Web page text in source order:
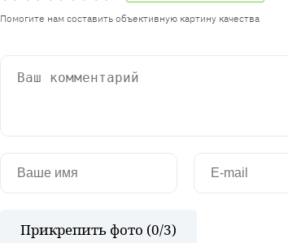
Помогите нам составить объективную картину качества
Прикрепить фото (0/3)